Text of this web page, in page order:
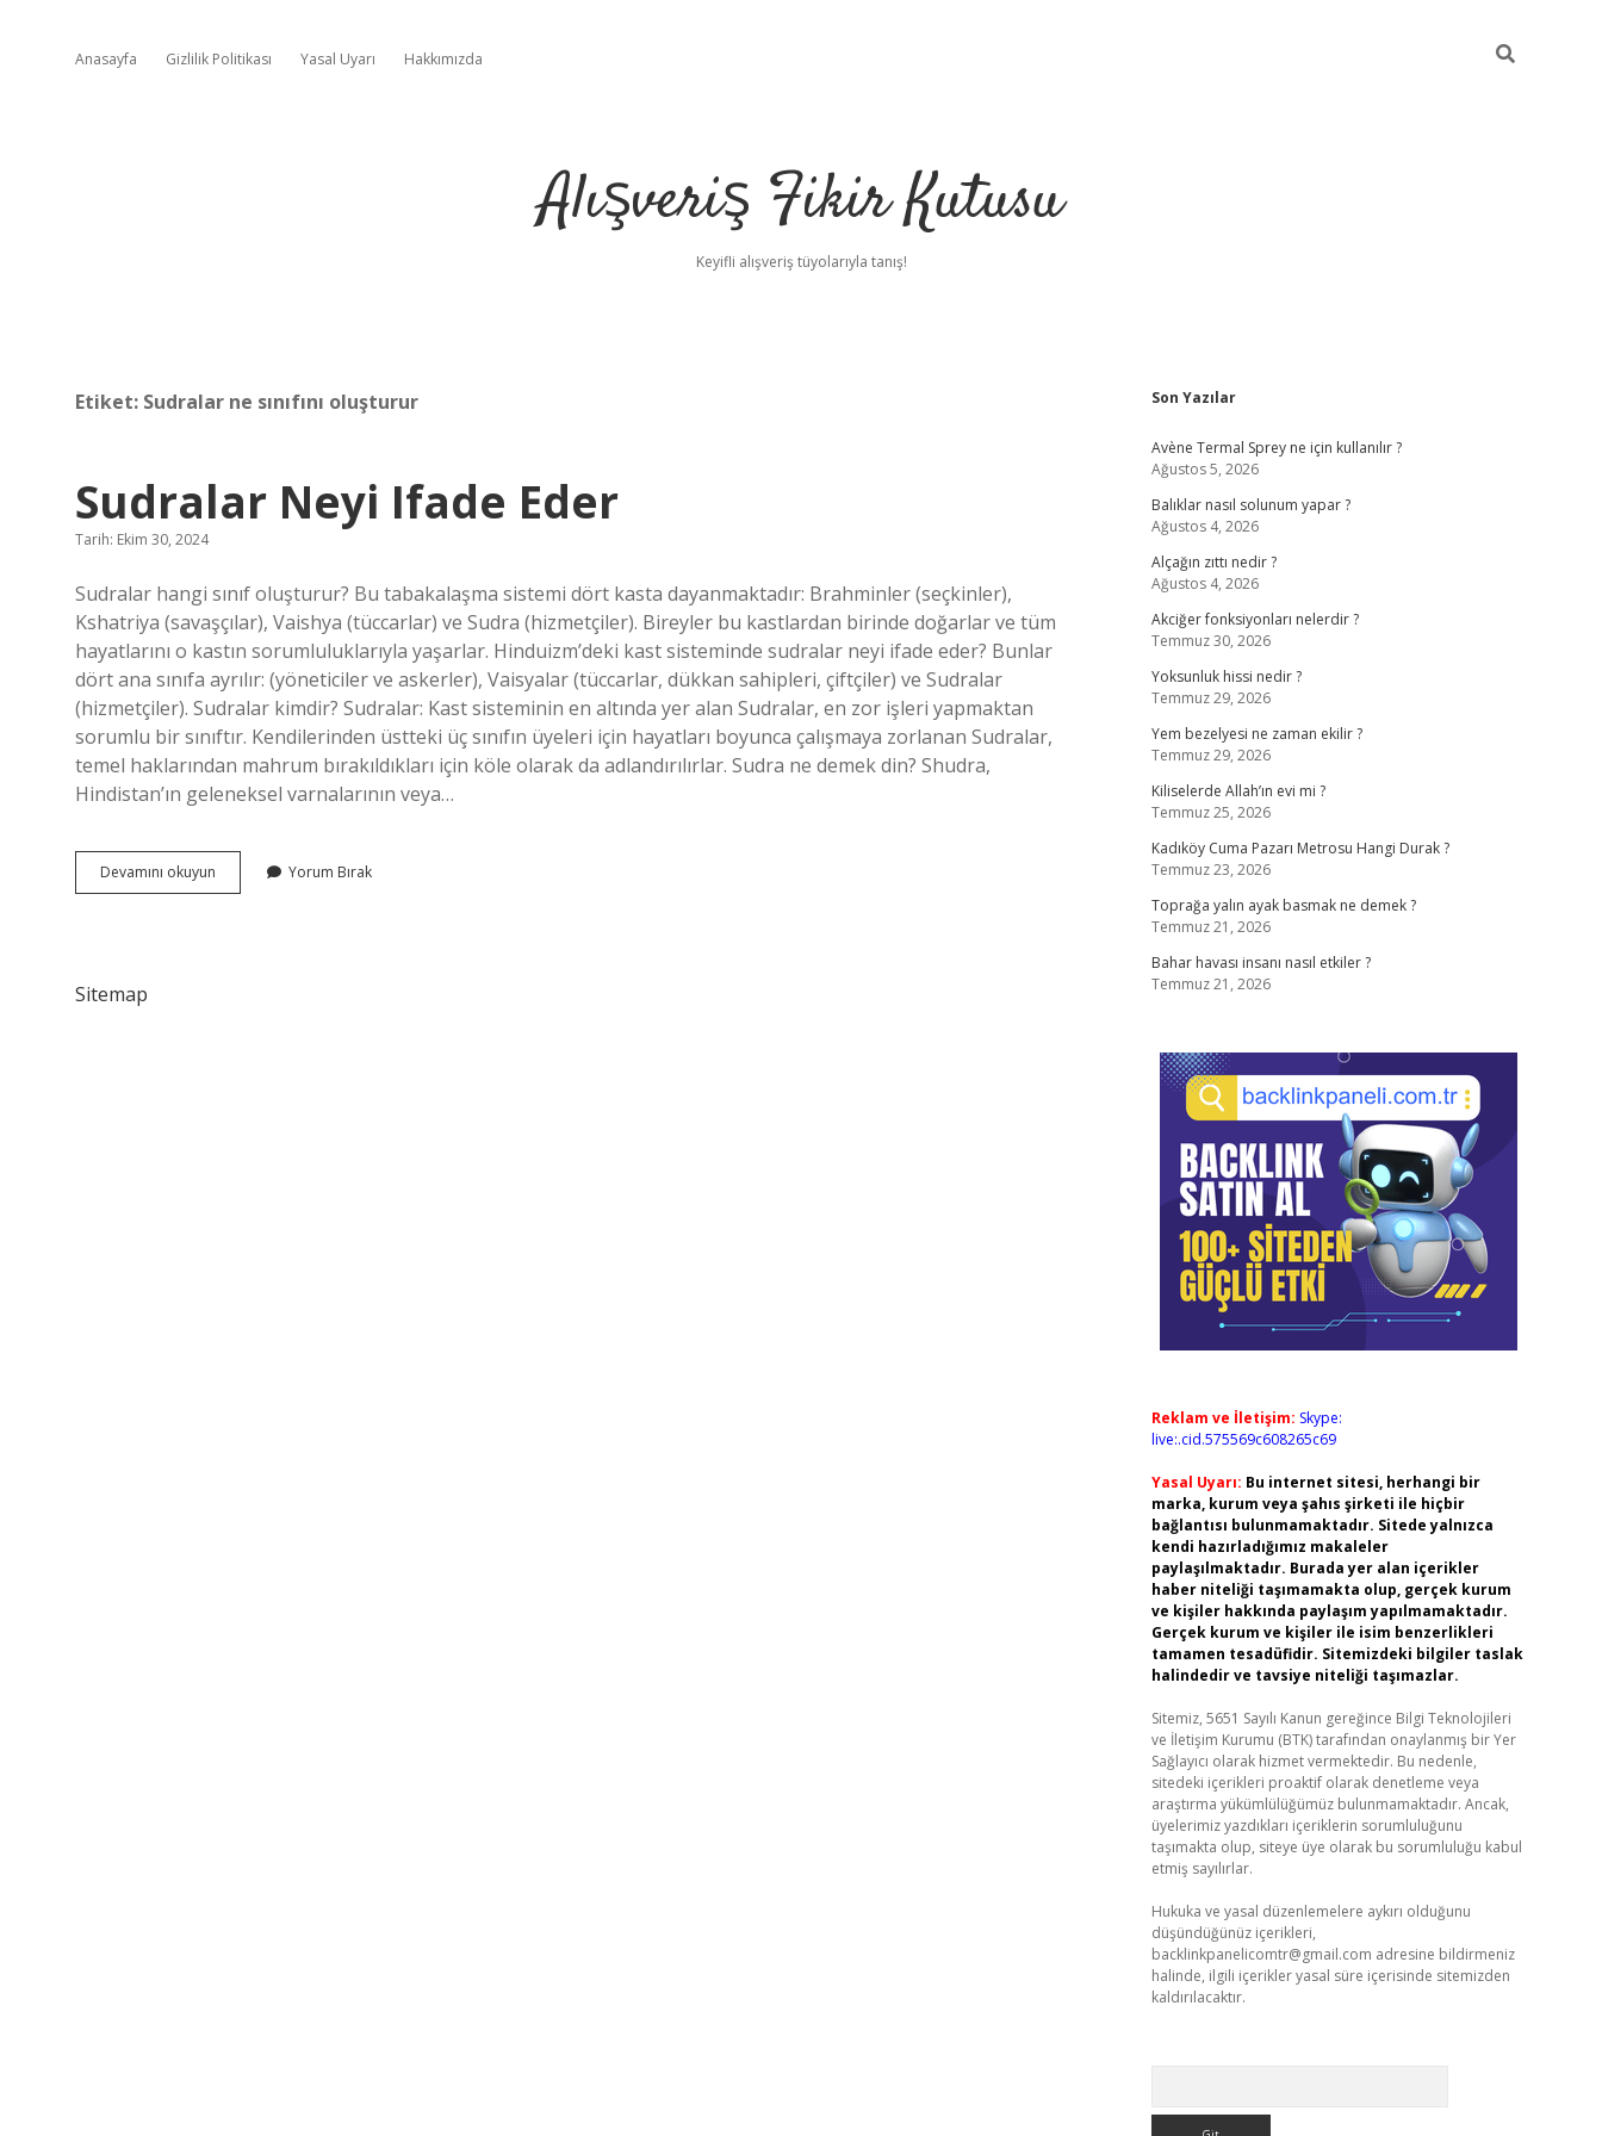
Anasayfa Gizlilik Politikası Yasal Uyarı Hakkımızda
Alışveriş Fikir Kutusu
Keyifli alışveriş tüyolarıyla tanış!
Etiket: Sudralar ne sınıfını oluşturur
Sudralar Neyi Ifade Eder
Tarih: Ekim 30, 2024
Sudralar hangi sınıf oluşturur? Bu tabakalaşma sistemi dört kasta dayanmaktadır: Brahminler (seçkinler),
Kshatriya (savaşçılar), Vaishya (tüccarlar) ve Sudra (hizmetçiler). Bireyler bu kastlardan birinde doğarlar ve tüm
hayatlarını o kastın sorumluluklarıyla yaşarlar. Hinduizm’deki kast sisteminde sudralar neyi ifade eder? Bunlar
dört ana sınıfa ayrılır: (yöneticiler ve askerler), Vaisyalar (tüccarlar, dükkan sahipleri, çiftçiler) ve Sudralar
(hizmetçiler). Sudralar kimdir? Sudralar: Kast sisteminin en altında yer alan Sudralar, en zor işleri yapmaktan
sorumlu bir sınıftır. Kendilerinden üstteki üç sınıfın üyeleri için hayatları boyunca çalışmaya zorlanan Sudralar,
temel haklarından mahrum bırakıldıkları için köle olarak da adlandırılırlar. Sudra ne demek din? Shudra,
Hindistan’ın geleneksel varnalarının veya…
Devamını okuyun Sudralar
Neyi
Yorum Bırak
Sitemap
Sidebar
Son Yazılar
Avène Termal Sprey ne için kullanılır ?
Ağustos 5, 2026
Balıklar nasıl solunum yapar ?
Ağustos 4, 2026
Alçağın zıttı nedir ?
Ağustos 4, 2026
Akciğer fonksiyonları nelerdir ?
Temmuz 30, 2026
Yoksunluk hissi nedir ?
Temmuz 29, 2026
Yem bezelyesi ne zaman ekilir ?
Temmuz 29, 2026
Kiliselerde Allah’ın evi mi ?
Temmuz 25, 2026
Kadıköy Cuma Pazarı Metrosu Hangi Durak ?
Temmuz 23, 2026
Toprağa yalın ayak basmak ne demek ?
Temmuz 21, 2026
Bahar havası insanı nasıl etkiler ?
Temmuz 21, 2026
Reklam ve İletişim: Skype:
live:.cid.575569c608265c69
Yasal Uyarı: Bu internet sitesi, herhangi bir
marka, kurum veya şahıs şirketi ile hiçbir
bağlantısı bulunmamaktadır. Sitede yalnızca
kendi hazırladığımız makaleler
paylaşılmaktadır. Burada yer alan içerikler
haber niteliği taşımamakta olup, gerçek kurum
ve kişiler hakkında paylaşım yapılmamaktadır.
Gerçek kurum ve kişiler ile isim benzerlikleri
tamamen tesadüfidir. Sitemizdeki bilgiler taslak
halindedir ve tavsiye niteliği taşımazlar.
Sitemiz, 5651 Sayılı Kanun gereğince Bilgi Teknolojileri
ve İletişim Kurumu (BTK) tarafından onaylanmış bir Yer
Sağlayıcı olarak hizmet vermektedir. Bu nedenle,
sitedeki içerikleri proaktif olarak denetleme veya
araştırma yükümlülüğümüz bulunmamaktadır. Ancak,
üyelerimiz yazdıkları içeriklerin sorumluluğunu
taşımakta olup, siteye üye olarak bu sorumluluğu kabul
etmiş sayılırlar.
Hukuka ve yasal düzenlemelere aykırı olduğunu
düşündüğünüz içerikleri,
backlinkpanelicomtr@gmail.com adresine bildirmeniz
halinde, ilgili içerikler yasal süre içerisinde sitemizden
kaldırılacaktır.